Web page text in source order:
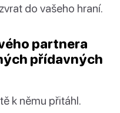
do vašeho hraní.
partnera
přídavných
k němu přitáhl.